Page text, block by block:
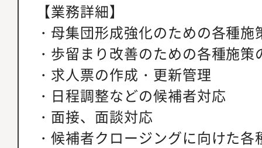
【業務詳細】
・母集団形成強化のための各種
・歩留まり改善のための各種施
・求人票の作成・更新管理
・日程調整などの候補者対応
・面接、面談対応
・候補者クロージングに向けた